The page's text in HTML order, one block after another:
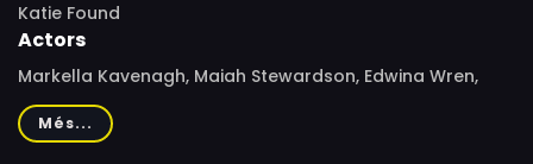
Katie Found
Actors
Markella Kavenagh, Maiah Stewardson, Edwina Wren,
Harvey Zielinski, Steve Mouzakis, Arthur Angel, Katherine
Tonkin
Més...